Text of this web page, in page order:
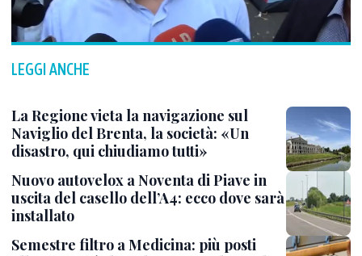
LEGGI ANCHE
La Regione vieta la navigazione sul
Naviglio del Brenta, la società: «Un
disastro, qui chiudiamo tutti»
Nuovo autovelox a Noventa di Piave in
uscita del casello dell’A4: ecco dove sarà
installato
Semestre filtro a Medicina: più posti